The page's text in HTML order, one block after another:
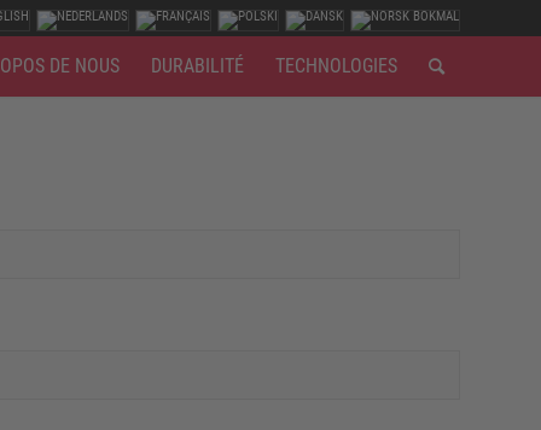
DE NOUS DURABILITÉ TECHNOLOGIES